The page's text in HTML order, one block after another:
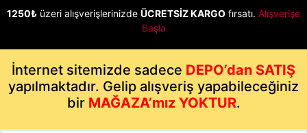
1250₺ üzeri alışverişlerinizde ÜCRETSİZ KARGO fırsatı. Alışverişe
Başla
İnternet sitemizde sadece DEPO’dan SATIŞ
yapılmaktadır. Gelip alışveriş yapabileceğiniz
bir MAĞAZA’mız YOKTUR.